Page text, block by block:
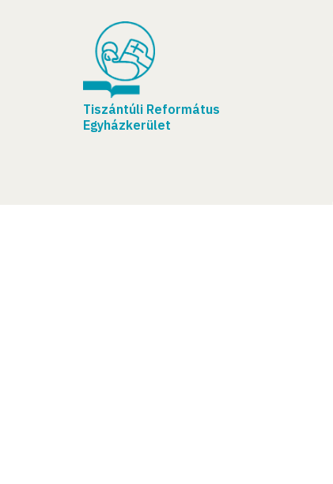
Tiszántúli Református
Egyházkerület